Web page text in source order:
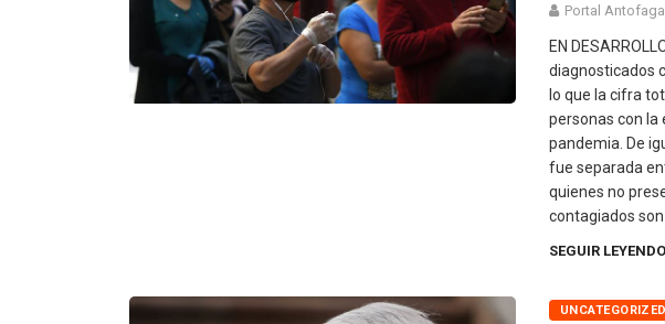
Portal
EN
diagnosticados
lo que la cifra
personas con
pandemia. De
fue separada
quienes no
contagiados
SEGUIR LEYENDO
UNCATEGORIZED